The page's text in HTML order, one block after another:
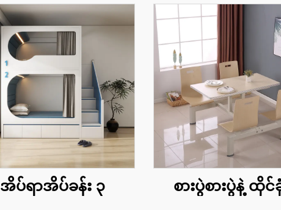
အိပ်ရာအိပ်ခန်း ၃ စားပွဲစားပွဲနဲ့ ထိုင်